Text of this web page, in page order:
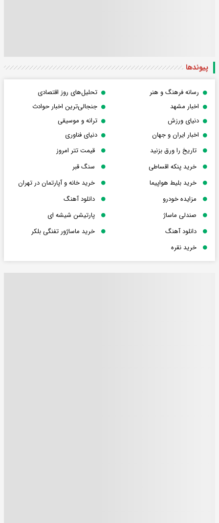
پیوندها
رسانه فرهنگ و هنر
تحلیل‌های روز اقتصادی
اخبار مشهد
جنجالی‌ترین اخبار حوادث
دنیای ورزش
ترانه و موسیقی
اخبار ایران و جهان
دنیای فناوری
تاریخ را ورق بزنید
قیمت تتر امروز
خرید پنکه اقساطی
سنگ قبر
خرید بلیط هواپیما
خرید خانه و آپارتمان در تهران
مزایده خودرو
دانلود آهنگ
صندلی ماساژ
پارتیشن شیشه ای
دانلود آهنگ
خرید ماساژور تفنگی بلکر
خرید نقره